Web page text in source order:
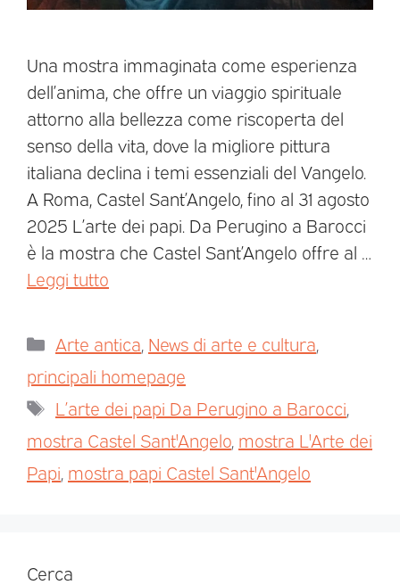
Una mostra immaginata come esperienza
dell’anima, che offre un viaggio spirituale
attorno alla bellezza come riscoperta del
senso della vita, dove la migliore pittura
italiana declina i temi essenziali del Vangelo.
A Roma, Castel Sant’Angelo, fino al 31 agosto
2025 L’arte dei papi. Da Perugino a Barocci
è la mostra che Castel Sant’Angelo offre al …
Leggi tutto
Arte antica News di arte e cultura
principali homepage
L’arte dei papi Da Perugino a Barocci
mostra Castel Sant'Angelo mostra L'Arte dei
Papi mostra papi Castel Sant'Angelo
Cerca